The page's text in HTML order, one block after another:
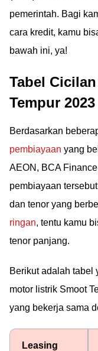
pemerintah. Bagi
cara kredit, kamu
bawah ini, ya!
Tabel
Tempur 2023
Berdasarkan
pembiayaan yang
AEON, BCA
pembiayaan
dan tenor yang
ringan, tentu kamu
tenor panjang.
Berikut adalah tabel
motor listrik Smoot
yang bekerja sama
Leasing